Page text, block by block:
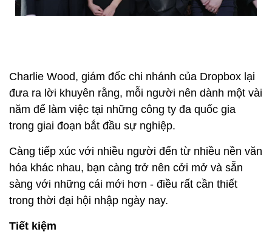
Charlie Wood, giám đốc chi nhánh của Dropbox lại
đưa ra lời khuyên rằng, mỗi người nên dành một vài
năm để làm việc tại những công ty đa quốc gia
trong giai đoạn bắt đầu sự nghiệp.
Càng tiếp xúc với nhiều người đến từ nhiều nền văn
hóa khác nhau, bạn càng trở nên cởi mở và sẵn
sàng với những cái mới hơn - điều rất cần thiết
trong thời đại hội nhập ngày nay.
Tiết kiệm